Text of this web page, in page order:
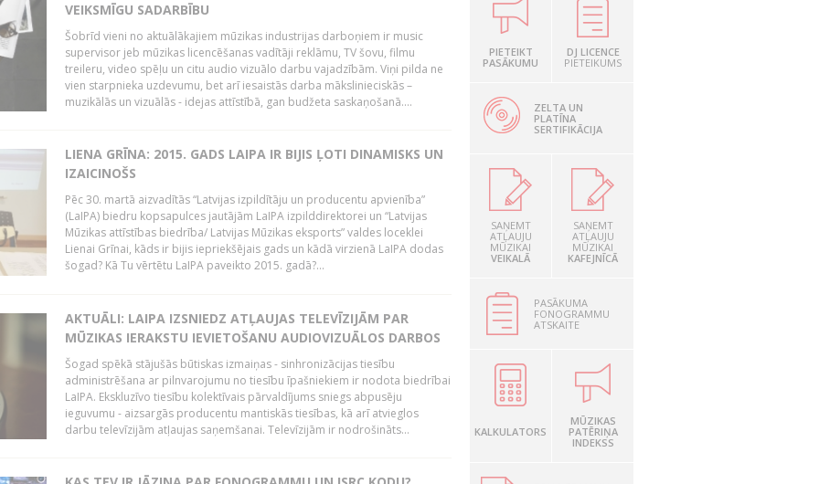
VEIKSMĪGU SADARBĪBU
Šobrīd vieni no aktuālākajiem mūzikas industrijas darboņiem ir music
supervisor jeb mūzikas licencēšanas vadītāji reklāmu, TV šovu, filmu
treileru, video spēļu un citu audio vizuālo darbu vajadzībām. Viņi pilda ne
vien starpnieka uzdevumu, bet arī iesaistās darba mākslinieciskās –
muzikālās un vizuālās - idejas attīstībā, gan budžeta saskaņošanā....
LIENA GRĪNA: 2015. GADS LAIPA IR BIJIS ĻOTI DINAMISKS UN
IZAICINOŠS
Pēc 30. martā aizvadītās “Latvijas izpildītāju un producentu apvienība”
(LaIPA) biedru kopsapulces jautājām LaIPA izpilddirektorei un “Latvijas
Mūzikas attīstības biedrība/ Latvijas Mūzikas eksports” valdes loceklei
Lienai Grīnai, kāds ir bijis iepriekšējais gads un kādā virzienā LaIPA dodas
šogad? Kā Tu vērtētu LaIPA paveikto 2015. gadā?...
AKTUĀLI: LAIPA IZSNIEDZ ATĻAUJAS TELEVĪZIJĀM PAR
MŪZIKAS IERAKSTU IEVIETOŠANU AUDIOVIZUĀLOS DARBOS
Šogad spēkā stājušās būtiskas izmaiņas - sinhronizācijas tiesību
administrēšana ar pilnvarojumu no tiesību īpašniekiem ir nodota biedrībai
LaIPA. Ekskluzīvo tiesību kolektīvais pārvaldījums sniegs abpusēju
ieguvumu - aizsargās producentu mantiskās tiesības, kā arī atvieglos
darbu televīzijām atļaujas saņemšanai. Televīzijām ir nodrošināts...
PIETEIKT
PASĀKUMU
DJ LICENCE
PIETEIKUMS
ZELTA UN
PLATĪNA
SERTIFIKĀCIJA
SAŅEMT
ATĻAUJU
MŪZIKAI
VEIKALĀ
SAŅEMT
ATĻAUJU
MŪZIKAI
KAFEJNĪCĀ
PASĀKUMA
FONOGRAMMU
ATSKAITE
KALKULATORS
MŪZIKAS
PATĒRIŅA
INDEKSS